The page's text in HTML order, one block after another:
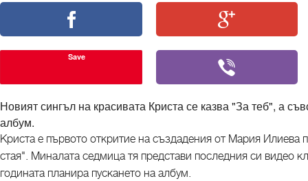
Save
Новият сингъл на красивата Криста се казва "За теб", а
албум.
Криста е първото откритие на създадения от Мария Илиева
стая". Миналата седмица тя представи последния си видео
годината планира пускането на албум.